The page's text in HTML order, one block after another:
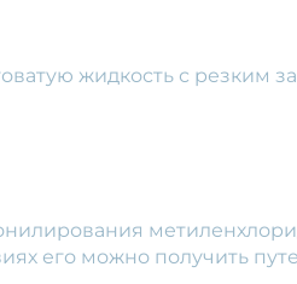
жидкость с резким
его можно получить